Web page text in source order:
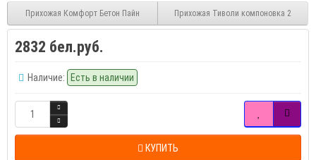
Прихожая Комфорт Бетон Пайн Прихожая Тиволи компоновка 2
2832 бел.руб.
Наличие: Есть в наличии
КУПИТЬ